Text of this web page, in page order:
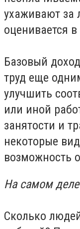
ухаживают
оценивается
Базовый
труд еще
улучшить
или иной
занятости и
некоторые
возможность
На самом
Сколько